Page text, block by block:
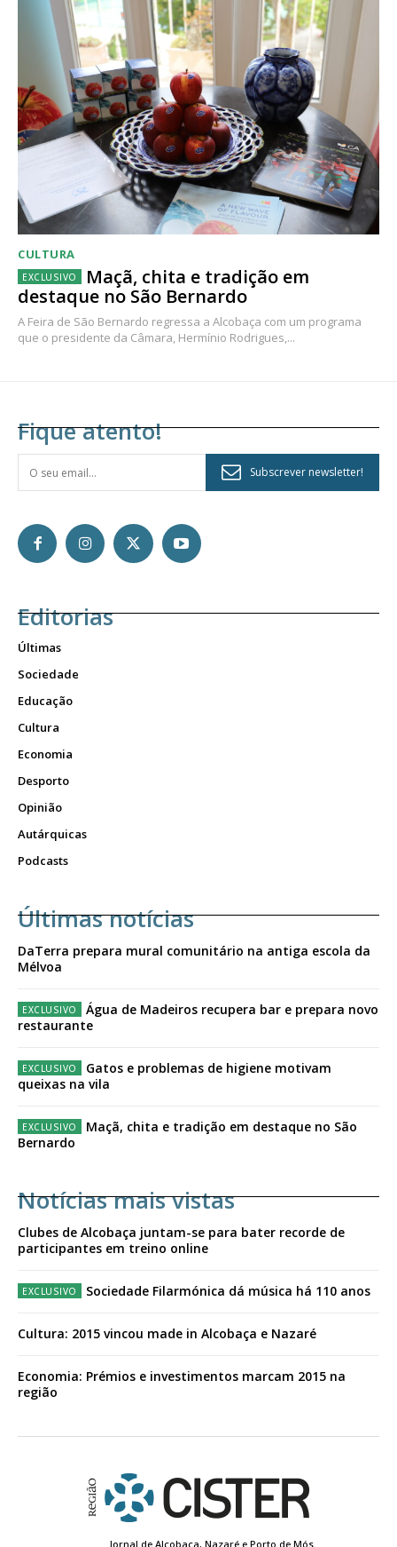
CULTURA
Maçã, chita e tradição em
destaque no São Bernardo
A Feira de São Bernardo regressa a Alcobaça com um programa
que o presidente da Câmara, Hermínio Rodrigues,...
Fique atento!
Subscrever newsletter!
Editorias
Últimas
Sociedade
Educação
Cultura
Economia
Desporto
Opinião
Autárquicas
Podcasts
Últimas notícias
DaTerra prepara mural comunitário na antiga escola da
Mélvoa
Água de Madeiros recupera bar e prepara novo
restaurante
Gatos e problemas de higiene motivam
queixas na vila
Maçã, chita e tradição em destaque no São
Bernardo
Notícias mais vistas
Clubes de Alcobaça juntam-se para bater recorde de
participantes em treino online
Sociedade Filarmónica dá música há 110 anos
Cultura: 2015 vincou made in Alcobaça e Nazaré
Economia: Prémios e investimentos marcam 2015 na
região
Jornal de Alcobaça, Nazaré e Porto de Mós